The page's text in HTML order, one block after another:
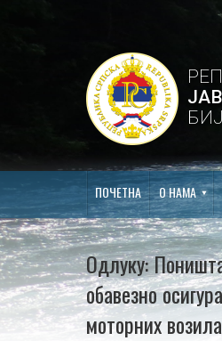
ПОЧЕТНА О НАМА
Одлуку:
обавезно
моторних